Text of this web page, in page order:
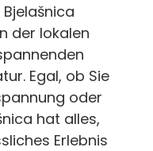
der lokalen
Egal, ob Sie
oder
hat alles,
Erlebnis